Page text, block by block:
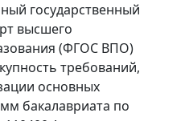
государственный
высшего
(ФГОС ВПО)
требований,
основных
бакалавриата по